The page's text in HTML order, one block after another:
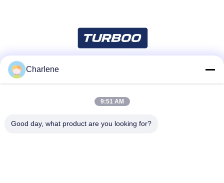
দ্রুত যোগাযোগ
Charlene
9:51 AM
Good day, what product are you looking for?